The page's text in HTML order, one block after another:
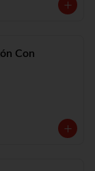
Con